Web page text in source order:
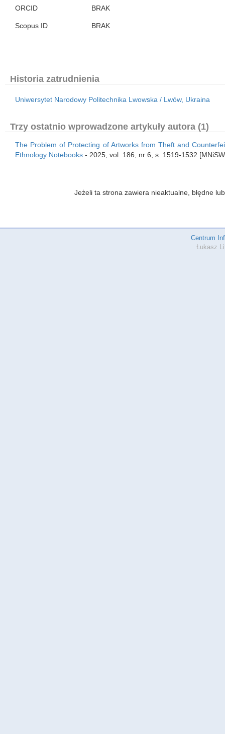
ORCID BRAK
Scopus ID BRAK
Historia zatrudnienia
Uniwersytet Narodowy Politechnika Lwowska / Lwów, Ukraina
Trzy ostatnio wprowadzone artykuły autora (1)
The Problem of Protecting of Artworks from Theft and
Ethnology Notebooks .- 2025, vol. 186, nr 6, s. 1519-1532
Jeżeli ta strona zawiera nieaktualne, błędne
Centrum
Łukasz